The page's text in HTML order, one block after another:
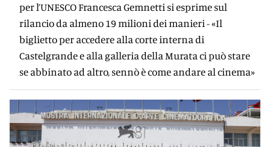
per l’UNESCO Francesca Gemnetti si esprime sul
rilancio da almeno 19 milioni dei manieri - «Il
biglietto per accedere alla corte interna di
Castelgrande e alla galleria della Murata ci può stare
se abbinato ad altro, sennò è come andare al cinema»